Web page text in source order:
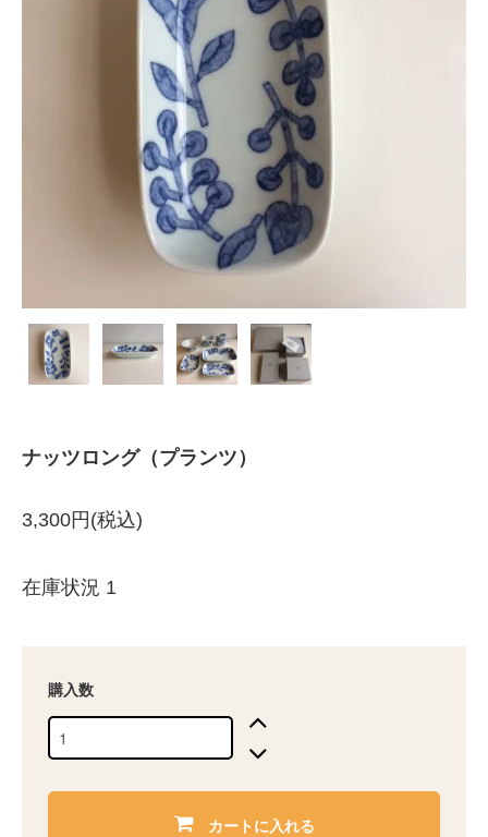
ナッツロング（プランツ）
3,300円(税込)
在庫状況 1
購入数
カートに入れる